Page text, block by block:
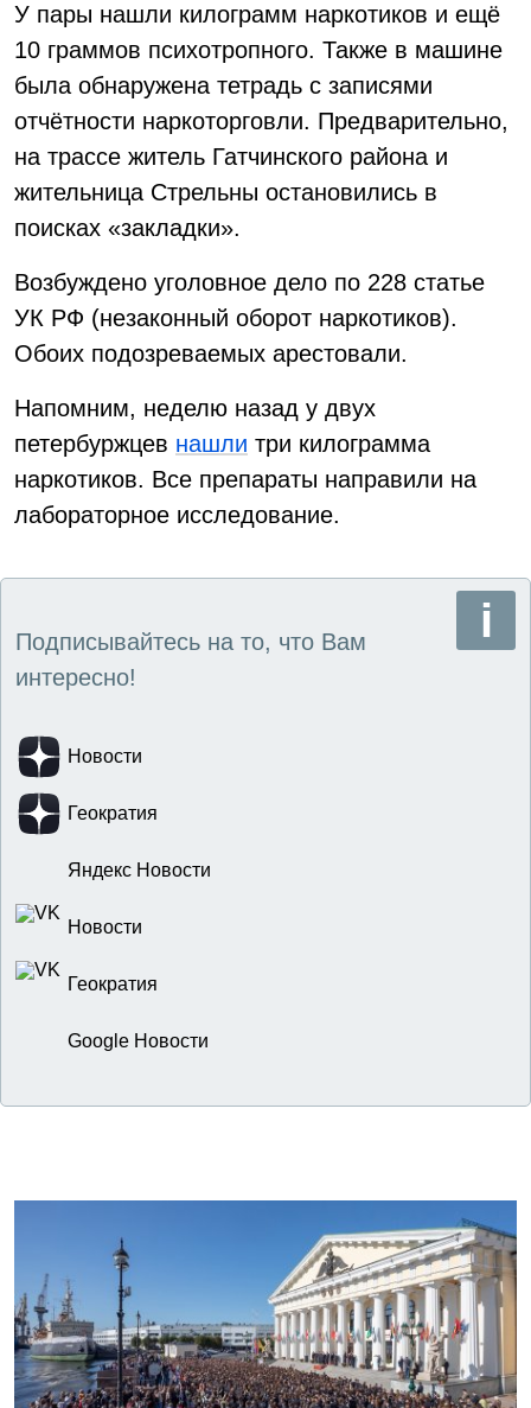
У пары нашли килограмм наркотиков и ещё
10 граммов психотропного. Также в машине
была обнаружена тетрадь с записями
отчётности наркоторговли. Предварительно,
на трассе житель Гатчинского района и
жительница Стрельны остановились в
поисках «закладки».
Возбуждено уголовное дело по 228 статье
УК РФ (незаконный оборот наркотиков).
Обоих подозреваемых арестовали.
Напомним, неделю назад у двух
петербуржцев нашли три килограмма
наркотиков. Все препараты направили на
лабораторное исследование.
Подписывайтесь на то, что Вам
интересно!
Новости
Геократия
Яндекс Новости
Новости
Геократия
Google Новости